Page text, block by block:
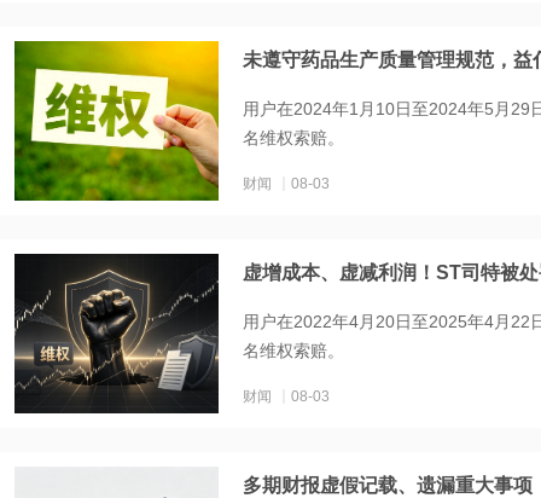
未遵守药品生产质量管理规范，
用户在2024年1月10日至2024年5月29
名维权索赔。
财闻 08-03
虚增成本、虚减利润！ST司特被
用户在2022年4月20日至2025年4月22
名维权索赔。
财闻 08-03
多期财报虚假记载、遗漏重大事